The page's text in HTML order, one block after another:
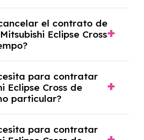
ningún tipo de entrada
que lo exija el proveedor
del estudio de viabilidad
el contrato de
Eclipse Cross
penalizaciones por
Es importante revisar
del contrato y hablar con un
asesore.
para contratar
Eclipse Cross de
particular?
una consulta de solvencia
para contratar